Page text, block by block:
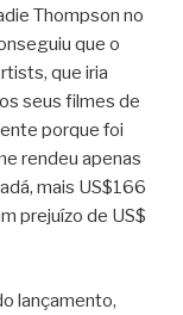
Thompson no
que o
que iria
seus filmes de
porque foi
rendeu apenas
mais US$166
prejuízo de US$
lançamento,